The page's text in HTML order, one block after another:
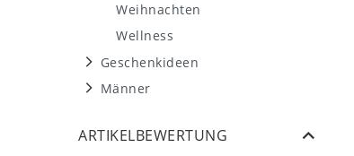
Weihnachten
Wellness
Geschenkideen
Männer
ARTIKELBEWERTUNG